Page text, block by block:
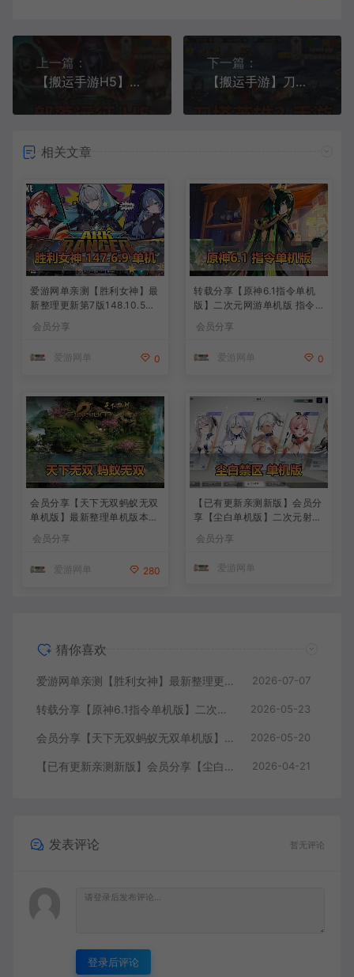
上一篇：
【搬运手游H5】部落远征一键服务端+GM管理后台+视频教程
下一篇：
【搬运手游】刀塔英雄2模拟器手游单机版虚拟机一键端运营后台+安卓苹果+视频教程
相关文章
爱游网单亲测【胜利女神】最
新整理更新第7版148.10.5NI
活动148版本官服GM可无限
频安装教学
会员分享
爱游网单 0
转载分享【原神6.1指令单机
版】二次元网游单机版 指令
背包 抽卡 商店 MOD 未亲测
会员分享
爱游网单 0
会员分享【天下无双蚂蚁无双
单机版】最新整理单机版本
带GM命令后台 武侠怀旧网游
免虚拟机一键端 配套视频教
会员分享
爱游网单 280
【已有更新亲测新版】会员分
享【尘白单机版】二次元射击
类网游单机版一键端
会员分享
爱游网单
猜你喜欢
爱游网单亲测【胜利女神】最新整理更新第7版148.10.5NIKKE胜利女神妮姬单机版方舟活动148版本官服GM可无限抽卡全剧情免虚拟机一键端视频安装教学 2026-07-07
转载分享【原神6.1指令单机版】二次元网游单机版 指令模拟端 登录 战斗 地图 魔物 背包 抽卡 商店 MOD 未亲测图文教学 2026-05-23
会员分享【天下无双蚂蚁无双单机版】最新整理单机版本 带GM命令后台 武侠怀旧网游 免虚拟机一键端 配套视频教学 2026-05-20
【已有更新亲测新版】会员分享【尘白单机版】二次元射击类网游单机版一键端 2026-04-21
发表评论 暂无评论
登录后评论